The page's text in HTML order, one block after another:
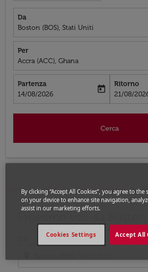
Da
Boston (BOS), Stati Uniti
Per
Accra (ACC), Ghana
Partenza
fc-booking-departure-date-aria-label
14/08/2026
today
Ritorno
fc-
21/08/
Cerca
Home Voli Voli per Ghana
By clicking “Accept All Cookies”, you agree to
on your device to enhance site navigation,
assist in our marketing efforts.
Accept All
Cookies Settings